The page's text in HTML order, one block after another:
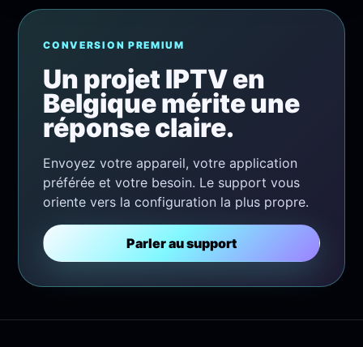
CONVERSION PREMIUM
Un projet IPTV en
Belgique mérite une
réponse claire.
Envoyez votre appareil, votre application
préférée et votre besoin. Le support vous
oriente vers la configuration la plus propre.
Parler au support